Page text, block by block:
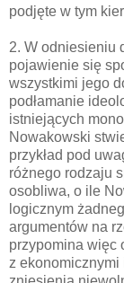
podjęte w tym
2. W odniesieniu
pojawienie się
wszystkimi jego
podłamanie
istniejących
Nowakowski
przykład pod
różnego rodzaju
osobliwa, o ile
logicznym
argumentów na
przypomina więc
z ekonomicznymi